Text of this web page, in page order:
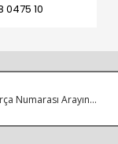
0475 10